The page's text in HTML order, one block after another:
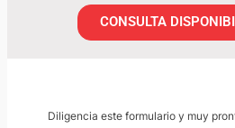
CONSULTA
Diligencia este formulario y muy